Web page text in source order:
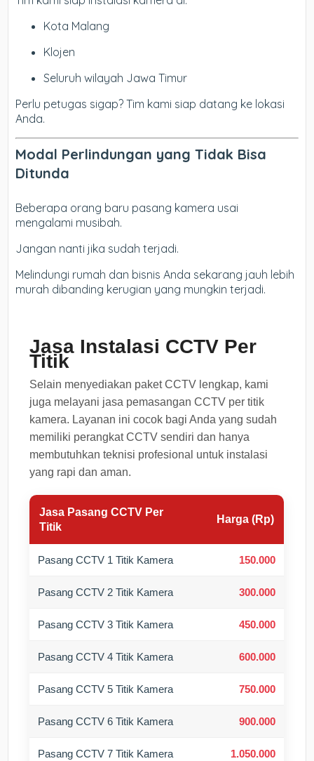
Kota Malang
Klojen
Seluruh wilayah Jawa Timur
Perlu petugas sigap? Tim kami siap datang ke lokasi
Anda.
Modal Perlindungan yang Tidak Bisa
Ditunda
Beberapa orang baru pasang kamera usai
mengalami musibah.
Jangan nanti jika sudah terjadi.
Melindungi rumah dan bisnis Anda sekarang jauh lebih
murah dibanding kerugian yang mungkin terjadi.
Jasa Instalasi CCTV Per
Titik
Selain menyediakan paket CCTV lengkap, kami
juga melayani jasa pemasangan CCTV per titik
kamera. Layanan ini cocok bagi Anda yang sudah
memiliki perangkat CCTV sendiri dan hanya
membutuhkan teknisi profesional untuk instalasi
yang rapi dan aman.
Jasa Pasang CCTV Per
Titik
Harga (Rp)
Pasang CCTV 1 Titik Kamera 150.000
Pasang CCTV 2 Titik Kamera 300.000
Pasang CCTV 3 Titik Kamera 450.000
Pasang CCTV 4 Titik Kamera 600.000
Pasang CCTV 5 Titik Kamera 750.000
Pasang CCTV 6 Titik Kamera 900.000
Pasang CCTV 7 Titik Kamera 1.050.000